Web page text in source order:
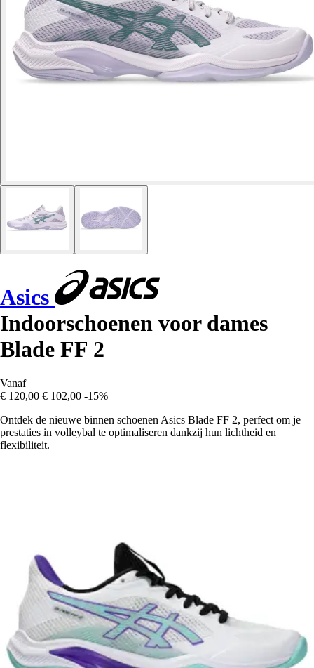
Asics
Indoorschoenen voor dames
Blade FF 2
Vanaf
€ 120,00 € 102,00 -15%
Ontdek de nieuwe binnen schoenen Asics Blade FF 2, perfect om je
prestaties in volleybal te optimaliseren dankzij hun lichtheid en
flexibiliteit.